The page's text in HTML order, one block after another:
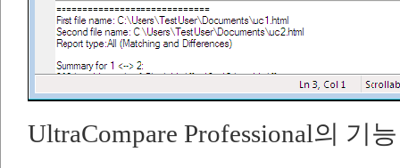
UltraCompare Professional의 기능